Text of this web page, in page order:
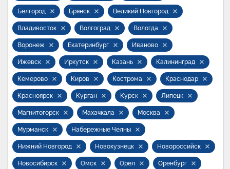
Белгород Брянск Великий Новгород
Владивосток Волгоград Вологда
Воронеж Екатеринбург Иваново
Ижевск Иркутск Казань Калининград
Кемерово Киров Кострома Краснодар
Красноярск Курган Курск Липецк
Магнитогорск Махачкала Москва
Мурманск Набережные Челны
Нижний Новгород Новокузнецк Новороссийск
Новосибирск Омск Орел Оренбург